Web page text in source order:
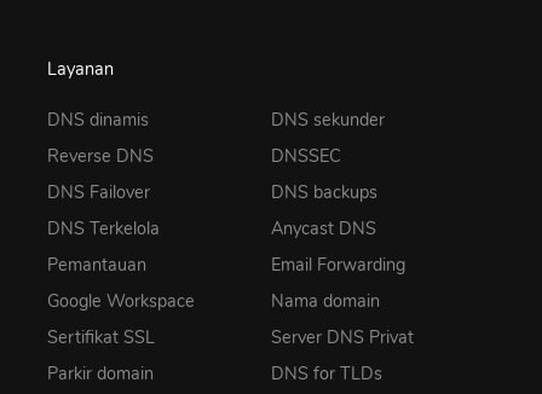
Layanan
DNS dinamis
Reverse DNS
DNS Failover
DNS Terkelola
Pemantauan
Google Workspace
Sertifikat SSL
Parkir domain
DNS sekunder
DNSSEC
DNS backups
Anycast DNS
Email Forwarding
Nama domain
Server DNS Privat
DNS for TLDs